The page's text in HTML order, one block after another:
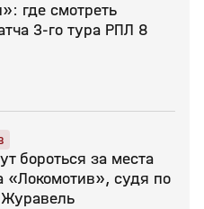
где смотреть
3‑го тура РПЛ 8
бороться за места
«Локомотив», судя по